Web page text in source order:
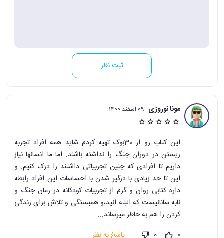
ثبت نظر
مونا نوروزی 09 اسفند 1400
این کتاب رو از 30بوک تهیه کردم شاید همه افراد تجربه
زیستن در دوران جنگ را نداشته باشند. اما ما انسانها نیاز
داریم تا افرادی که چنین تجربیاتی داشتند را درک کنیم. و
این تا خد زیادی با درگیر شدن با احساسات این افراد رابطه
داره کتابی روان و گرم از تجربیات کودکانه در زمان جنگ و
نابه سانانیست که البته انید،و همبستگی و تلاش برای زندگی
کردن را هم به خاطر میرساند...